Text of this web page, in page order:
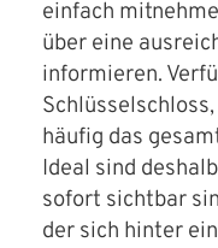
Unternehmen
Partner
Geschichte
einfach
über eine
informieren.
häufig das
Ideal sind
sofort sichtbar
der sich hinter